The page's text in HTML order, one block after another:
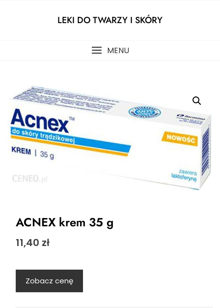
LEKI DO TWARZY I SKÓRY
MENU
ACNEX krem 35 g
11,40 zł
Zobacz cenę